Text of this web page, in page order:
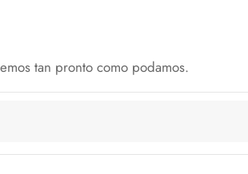
tan pronto como podamos.